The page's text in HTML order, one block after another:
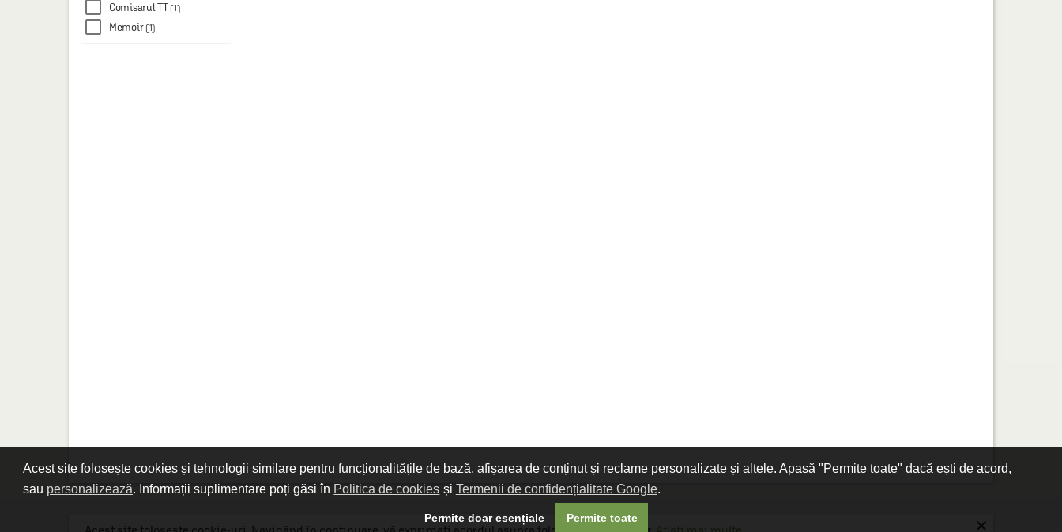
Acest site folosește cookies și tehnologii similare pentru funcționalitățile de bază, afișarea de conținut și reclame personalizate și altele. Apasă "Permite toate" dacă ești de acord,
sau personalizează. Informații suplimentare poți găsi în Politica de cookies și Termenii de confidențialitate Google.
Permite doar esențiale Permite toate
Comisarul TT (1)
Memoir (1)
×